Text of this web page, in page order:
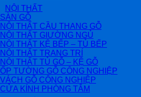
NỘI THẤT
SÀN GỖ
NỘI THẤT CẦU THANG GỖ
NỘI THẤT GIƯỜNG NGỦ
NỘI THẤT KỆ BẾP – TỦ BẾP
NỘI THẤT TRANG TRÍ
NỘI THẤT TỦ GỖ – KỆ GỖ
ỐP TƯỜNG GỖ CÔNG NGHIỆP
VÁCH GỖ CÔNG NGHIỆP
CỬA KÍNH PHÒNG TẮM